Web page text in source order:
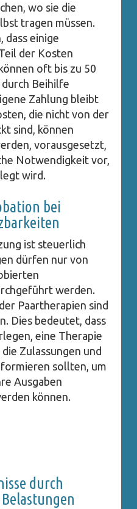
wo sie die
tragen müssen.
dass einige
der Kosten
oft bis zu 50
Beihilfe
Zahlung bleibt
die nicht von der
sind, können
vorausgesetzt,
Notwendigkeit vor,
wird.
bei
ist steuerlich
dürfen nur von
werden.
Paartherapien sind
Dies bedeutet, dass
eine Therapie
Zulassungen und
sollten, um
Ausgaben
können.
durch